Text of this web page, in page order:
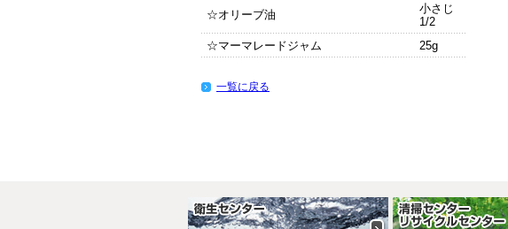
☆オリーブ油
小さじ
1/2
☆マーマレードジャム
25g
一覧に戻る